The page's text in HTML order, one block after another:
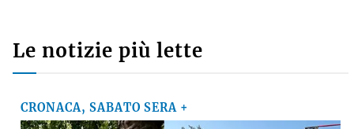
Le notizie più lette
CRONACA, SABATO SERA +